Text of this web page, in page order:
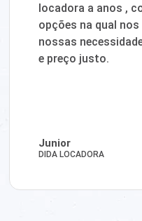
locadora a anos ,
opções na qual
nossas
e preço justo.
Junior
DIDA LOCADORA